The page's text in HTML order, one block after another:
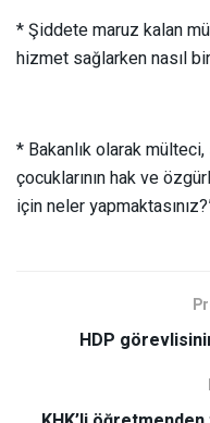
* Şiddete maruz kalan
hizmet sağlarken nasıl
* Bakanlık olarak mülteci,
çocuklarının hak ve
için neler
HDP